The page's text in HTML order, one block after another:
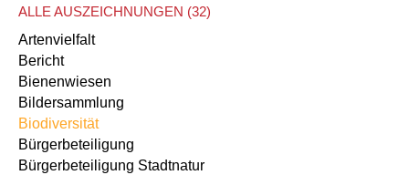
ALLE AUSZEICHNUNGEN (32)
Artenvielfalt
Bericht
Bienenwiesen
Bildersammlung
Biodiversität
Bürgerbeteiligung
Bürgerbeteiligung Stadtnatur